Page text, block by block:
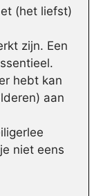
(het liefst)
zijn. Een
hebt kan
aan
niet eens